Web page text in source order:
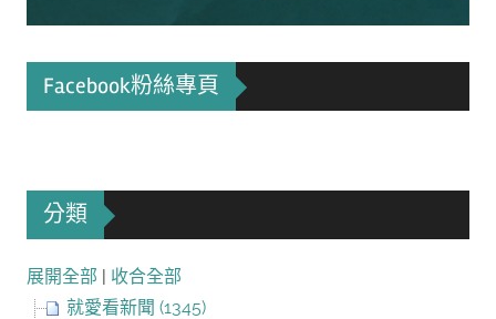
Facebook粉絲專頁
分類
展開全部 | 收合全部
就愛看新聞 (1345)